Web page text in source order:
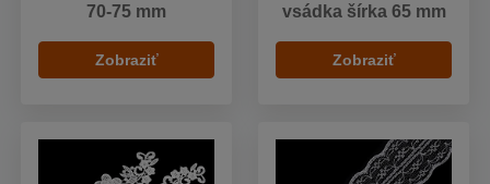
70-75 mm
Zobraziť
vsádka šírka 65 mm
Zobraziť